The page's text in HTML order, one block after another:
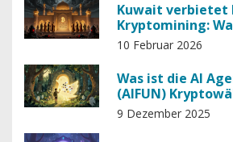
Kuwait verbietet
Kryptomining:
strengen Verbot
10 Februar 2026
Was ist die AI
(AIFUN)
was du wissen
9 Dezember 2025